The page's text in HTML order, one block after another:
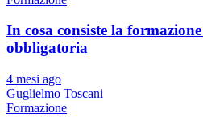
In cosa consiste la
obbligatoria
4 mesi ago
Guglielmo Toscani
Formazione